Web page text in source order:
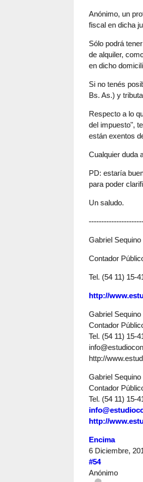
Anónimo, un
fiscal en dicha
Sólo podrá
de alquiler,
en dicho
Si no tenés
Bs. As.) y
Respecto a lo
del impuesto",
están exentos
Cualquier duda
PD: estaría
para poder
Un saludo.
Gabriel Sequino
Contador
Tel. (54 11) 15-
http://
Gabriel Sequino
Contador
Tel. (54 11) 15-
http://
Gabriel Sequino
Contador
Tel. (54 11) 15-
http://
Encima
6 Diciembre,
#54
Anónimo